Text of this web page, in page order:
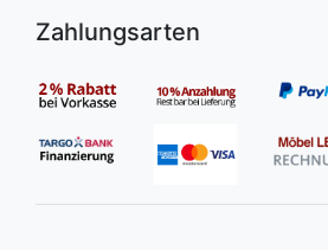
Zahlungsarten